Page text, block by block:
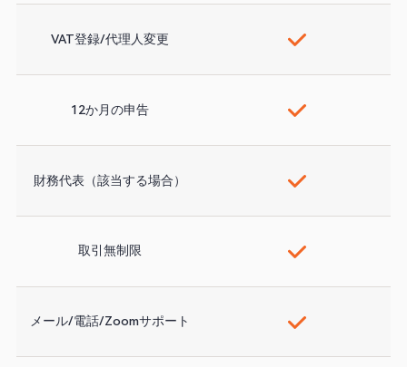
VAT登録/代理人変更
12か月の申告
財務代表（該当する場合）
取引無制限
メール/電話/Zoomサポート